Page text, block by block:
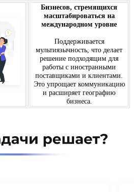
Бизнесов, стремящихся
масштабироваться на
международном уровне
Поддерживается
мультиязычность, что делает
решение подходящим для
работы с иностранными
поставщиками и клиентами.
Это упрощает коммуникацию
и расширяет географию
бизнеса.